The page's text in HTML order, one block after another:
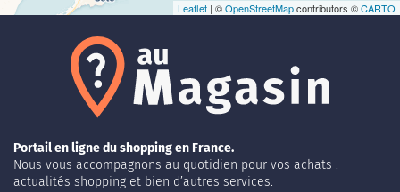
Leaflet | ©OpenStreetMapcontributors ©CARTO
Portail en ligne du shopping en France.
Nous vous accompagnons au quotidien pour vos achats :
actualités shopping et bien d’autres services.